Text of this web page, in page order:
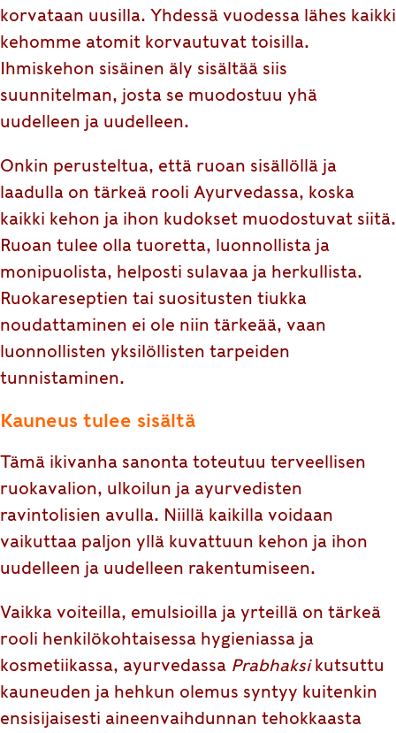
korvataan uusilla. Yhdessä vuodessa lähes kaikki
kehomme atomit korvautuvat toisilla.
Ihmiskehon sisäinen äly sisältää siis
suunnitelman, josta se muodostuu yhä
uudelleen ja uudelleen.
Onkin perusteltua, että ruoan sisällöllä ja
laadulla on tärkeä rooli Ayurvedassa, koska
kaikki kehon ja ihon kudokset muodostuvat siitä.
Ruoan tulee olla tuoretta, luonnollista ja
monipuolista, helposti sulavaa ja herkullista.
Ruokareseptien tai suositusten tiukka
noudattaminen ei ole niin tärkeää, vaan
luonnollisten yksilöllisten tarpeiden
tunnistaminen.
Kauneus tulee sisältä
Tämä ikivanha sanonta toteutuu terveellisen
ruokavalion, ulkoilun ja ayurvedisten
ravintolisien avulla. Niillä kaikilla voidaan
vaikuttaa paljon yllä kuvattuun kehon ja ihon
uudelleen ja uudelleen rakentumiseen.
Vaikka voiteilla, emulsioilla ja yrteillä on tärkeä
rooli henkilökohtaisessa hygieniassa ja
kosmetiikassa, ayurvedassa Prabhaksikutsuttu
kauneuden ja hehkun olemus syntyy kuitenkin
ensisijaisesti aineenvaihdunnan tehokkaasta